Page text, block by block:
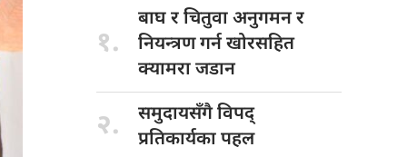
१.
बाघ रचितुवा अनुगमन र
नियन्त्रण गर्न खोरसहित
क्यामरा जडान
२.
समुदायसँगै विपद्
प्रतिकार्यका पहल